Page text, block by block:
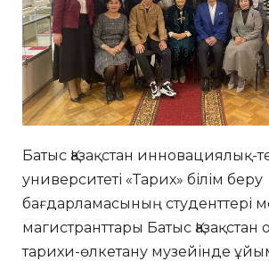
Батыс Қазақстан инновациялық-
университеті «Тарих» білім беру
бағдарламасының студенттері
магистранттары Батыс Қазақстан
тарихи-өлкетану музейінде